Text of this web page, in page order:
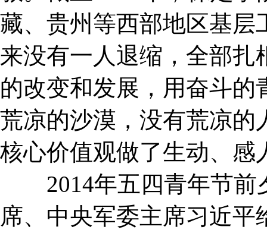
藏、贵州等西部地区基层
来没有一人退缩，全部扎
的改变和发展，用奋斗的
荒凉的沙漠，没有荒凉的
核心价值观做了生动、感
2014年五四青年节前
席、中央军委主席习近